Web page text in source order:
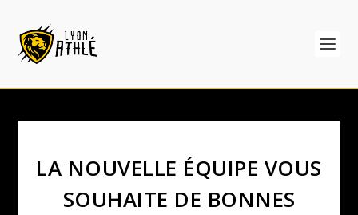
LA NOUVELLE ÉQUIPE VOUS
SOUHAITE DE BONNES